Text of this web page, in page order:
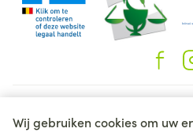
Wij gebruiken cookies om uw
Juridische links